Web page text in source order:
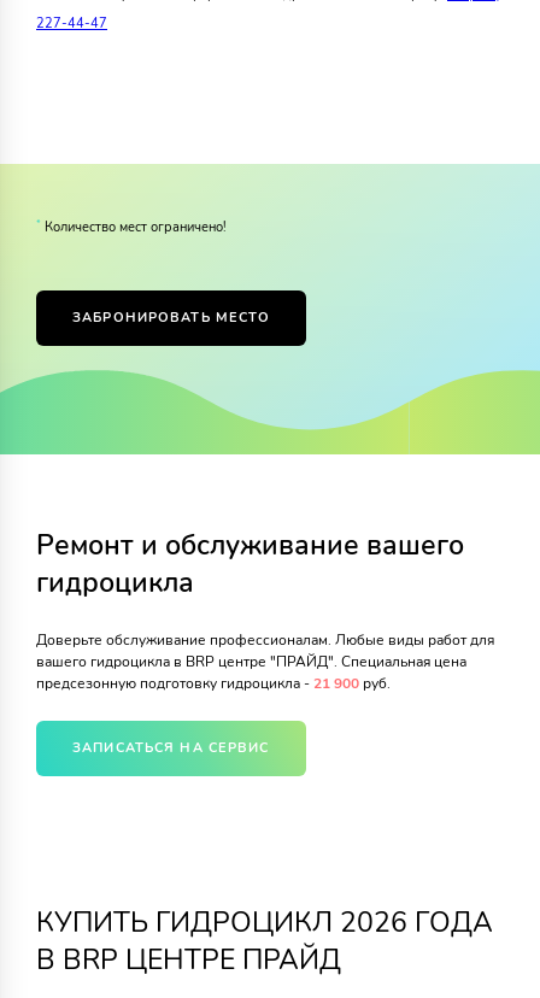
227-44-47
* Количество мест ограничено!
ЗАБРОНИРОВАТЬ МЕСТО
Ремонт и обслуживание вашего
гидроцикла
Доверьте обслуживание профессионалам. Любые виды работ для
вашего гидроцикла в BRP центре "ПРАЙД". Специальная цена
предсезонную подготовку гидроцикла - 21 900 руб.
ЗАПИСАТЬСЯ НА СЕРВИС
КУПИТЬ ГИДРОЦИКЛ 2026 ГОДА
В BRP ЦЕНТРЕ ПРАЙД